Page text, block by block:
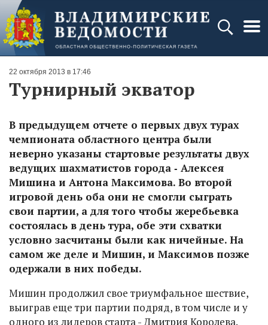
22 октября 2013 в 17:46
Турнирный экватор
В предыдущем отчете о первых двух турах
чемпионата областного центра были
неверно указаны стартовые результаты двух
ведущих шахматистов города ‑ Алексея
Мишина и Антона Максимова. Во второй
игровой день оба они не смогли сыграть
свои партии, а для того чтобы жеребьевка
состоялась в день тура, обе эти схватки
условно засчитаны были как ничейные. На
самом же деле и Мишин, и Максимов позже
одержали в них победы.
Мишин продолжил свое триумфальное шествие,
выиграв еще три партии подряд, в том числе и у
одного из лидеров старта - Дмитрия Королева.